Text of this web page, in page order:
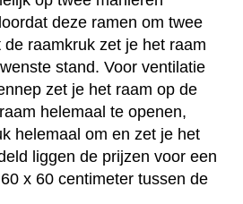
deze ramen om twee
raamkruk zet je het raam
stand. Voor ventilatie
zet je het raam op de
helemaal te openen,
helemaal om en zet je het
liggen de prijzen voor een
x 60 centimeter tussen de